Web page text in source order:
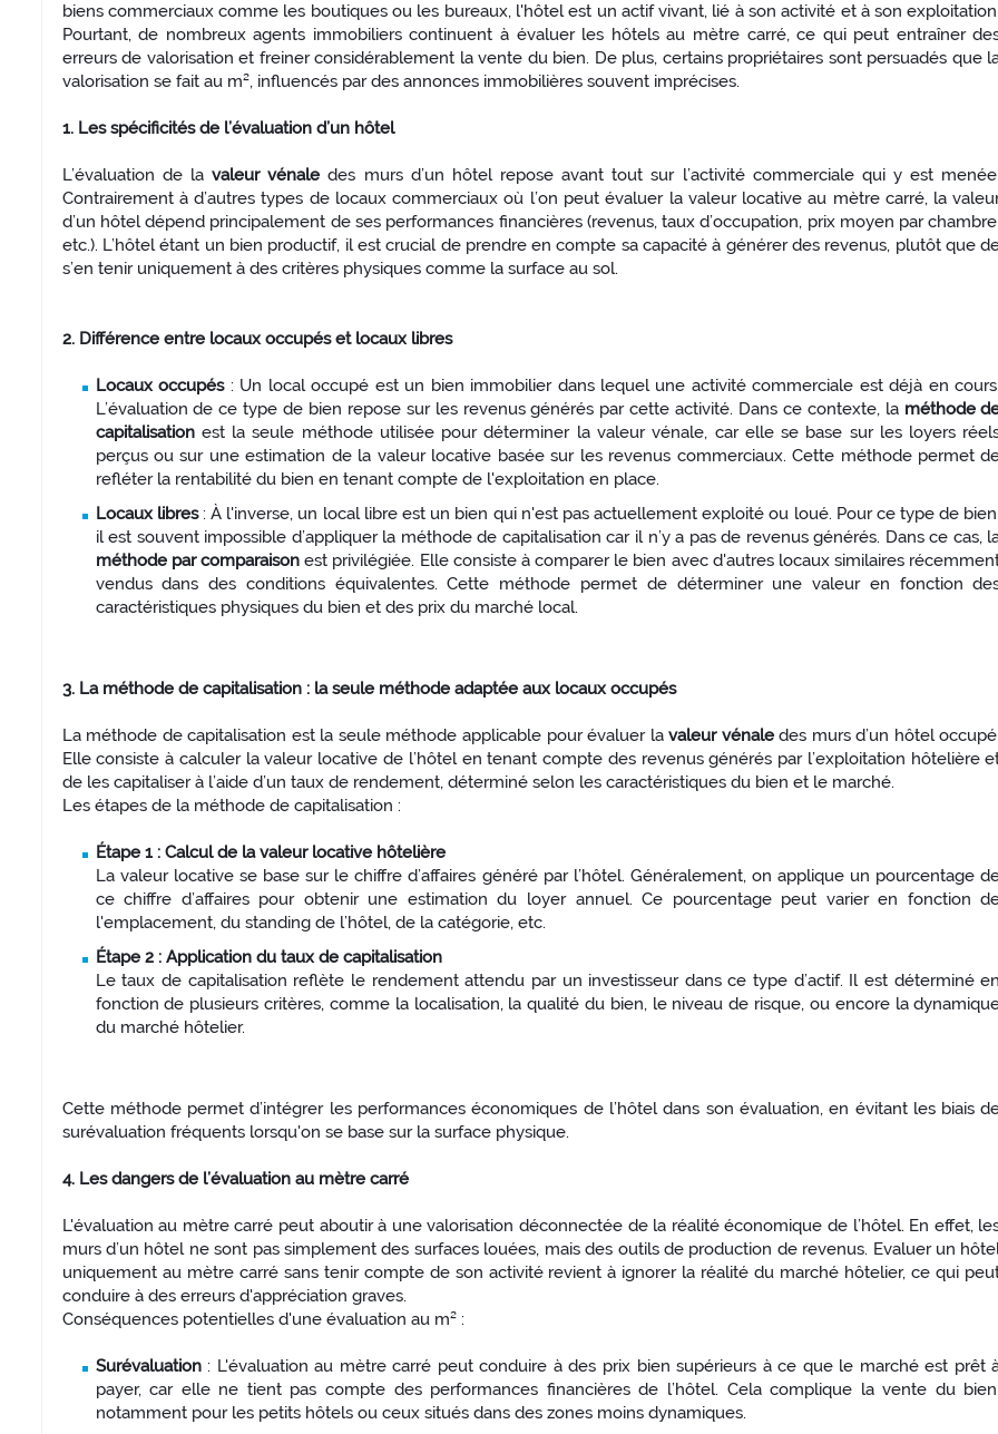
biens commerciaux comme les boutiques ou les bureaux, l'hôtel est un actif vivant, lié à son activité et à son exploitation.
Pourtant, de nombreux agents immobiliers continuent à évaluer les hôtels au mètre carré, ce qui peut entraîner
erreurs de valorisation et freiner considérablement la vente du bien. De plus, certains propriétaires sont persuadés que
valorisation se fait au m², influencés par des annonces immobilières souvent imprécises.
1. Les spécificités de l’évaluation d’un hôtel
L’évaluation de lavaleur vénale des murs d’un hôtel repose avant tout sur l’activité commerciale qui y est menée.
Contrairement à d’autres types de locaux commerciaux où l’on peut évaluer la valeur locative au mètre carré, la
d’un hôtel dépend principalement de ses performances financières (revenus, taux d’occupation, prix moyen par
etc.). L’hôtel étant un bien productif, il est crucial de prendre en compte sa capacité à générer des revenus, plutôt que
s’en tenir uniquement à des critères physiques comme la surface au sol.
2. Différence entre locaux occupés et locaux libres
Locaux occupés: Un local occupé est un bien immobilier dans lequel une activité commerciale est déjà en cours.
L’évaluation de ce type de bien repose sur les revenus générés par cette activité. Dans ce contexte, la méthode
capitalisationest la seule méthode utilisée pour déterminer la valeur vénale, car elle se base sur les loyers
perçus ou sur une estimation de la valeur locative basée sur les revenus commerciaux. Cette méthode permet
refléter la rentabilité du bien en tenant compte de l'exploitation en place.
Locaux libres: À l'inverse, un local libre est un bien qui n'est pas actuellement exploité ou loué. Pour ce type de
il est souvent impossible d’appliquer la méthode de capitalisation car il n’y a pas de revenus générés. Dans ce cas,
méthode par comparaisonest privilégiée. Elle consiste à comparer le bien avec d'autres locaux similaires
vendus dans des conditions équivalentes. Cette méthode permet de déterminer une valeur en fonction
caractéristiques physiques du bien et des prix du marché local.
3. La méthode de capitalisation : la seule méthode adaptée aux locaux occupés
La méthode de capitalisation est la seule méthode applicable pour évaluer lavaleur vénaledes murs d’un hôtel occupé.
Elle consiste à calculer la valeur locative de l’hôtel en tenant compte des revenus générés par l’exploitation hôtelière
de les capitaliser à l’aide d’un taux de rendement, déterminé selon les caractéristiques du bien et le marché.
Les étapes de la méthode de capitalisation :
Étape 1 : Calcul de la valeur locative hôtelière
La valeur locative se base sur le chiffre d’affaires généré par l’hôtel. Généralement, on applique un pourcentage
ce chiffre d’affaires pour obtenir une estimation du loyer annuel. Ce pourcentage peut varier en fonction
l'emplacement, du standing de l’hôtel, de la catégorie, etc.
Étape 2 : Application du taux de capitalisation
Le taux de capitalisation reflète le rendement attendu par un investisseur dans ce type d’actif. Il est déterminé en
fonction de plusieurs critères, comme la localisation, la qualité du bien, le niveau de risque, ou encore la
du marché hôtelier.
Cette méthode permet d’intégrer les performances économiques de l’hôtel dans son évaluation, en évitant les biais
surévaluation fréquents lorsqu'on se base sur la surface physique.
4. Les dangers de l’évaluation au mètre carré
L'évaluation au mètre carré peut aboutir à une valorisation déconnectée de la réalité économique de l’hôtel. En effet,
murs d’un hôtel ne sont pas simplement des surfaces louées, mais des outils de production de revenus. Evaluer un
uniquement au mètre carré sans tenir compte de son activité revient à ignorer la réalité du marché hôtelier, ce qui
conduire à des erreurs d'appréciation graves.
Conséquences potentielles d'une évaluation au m² :
Surévaluation: L'évaluation au mètre carré peut conduire à des prix bien supérieurs à ce que le marché est prêt
payer, car elle ne tient pas compte des performances financières de l’hôtel. Cela complique la vente du
notamment pour les petits hôtels ou ceux situés dans des zones moins dynamiques.